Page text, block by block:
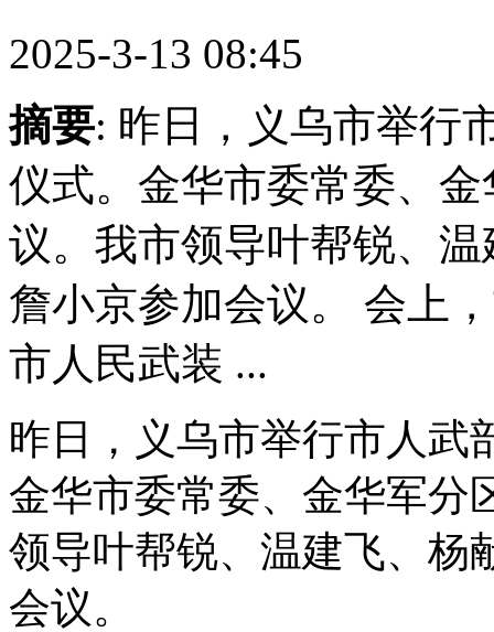
2025-3-13 08:45
摘要: 昨日，义乌市举行
仪式。金华市委常委、
议。我市领导叶帮锐、
詹小京参加会议。 会上
市人民武装 ...
昨日，义乌市举行市人武
金华市委常委、金华军分
领导叶帮锐、温建飞、杨
会议。